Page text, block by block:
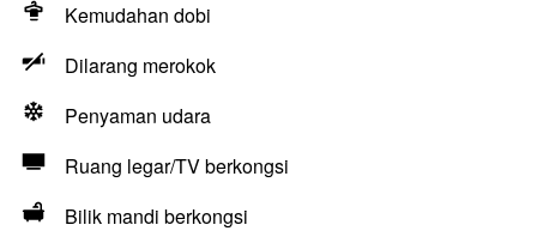
Kemudahan dobi
Dilarang merokok
Penyaman udara
Ruang legar/TV berkongsi
Bilik mandi berkongsi